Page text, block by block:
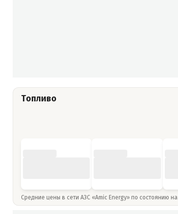
Топливо
Средние цены в сети АЗС «Amic Energy» по состоянию на